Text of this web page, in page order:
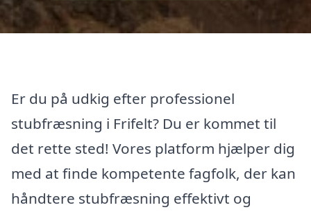
Er du på udkig efter professionel
stubfræsning i Frifelt? Du er kommet til
det rette sted! Vores platform hjælper dig
med at finde kompetente fagfolk, der kan
håndtere stubfræsning effektivt og